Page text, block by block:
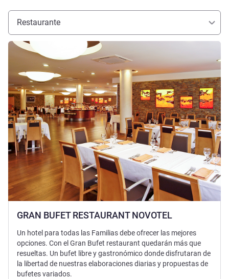
Restaurante
GRAN BUFET RESTAURANT NOVOTEL
Más información
Un hotel para todas las Familias debe ofrecer las mejores
opciones. Con el Gran Bufet restaurant quedarán más que
resueltas. Un bufet libre y gastronómico donde disfrutaran de
la libertad de nuestras elaboraciones diarias y propuestas de
bufetes variados.